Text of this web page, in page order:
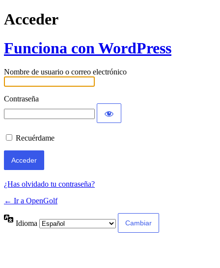
Acceder
Funciona con WordPress
Nombre de usuario o correo electrónico
Contraseña
Recuérdame
¿Has olvidado tu contraseña?
← Ir a OpenGolf
Idioma